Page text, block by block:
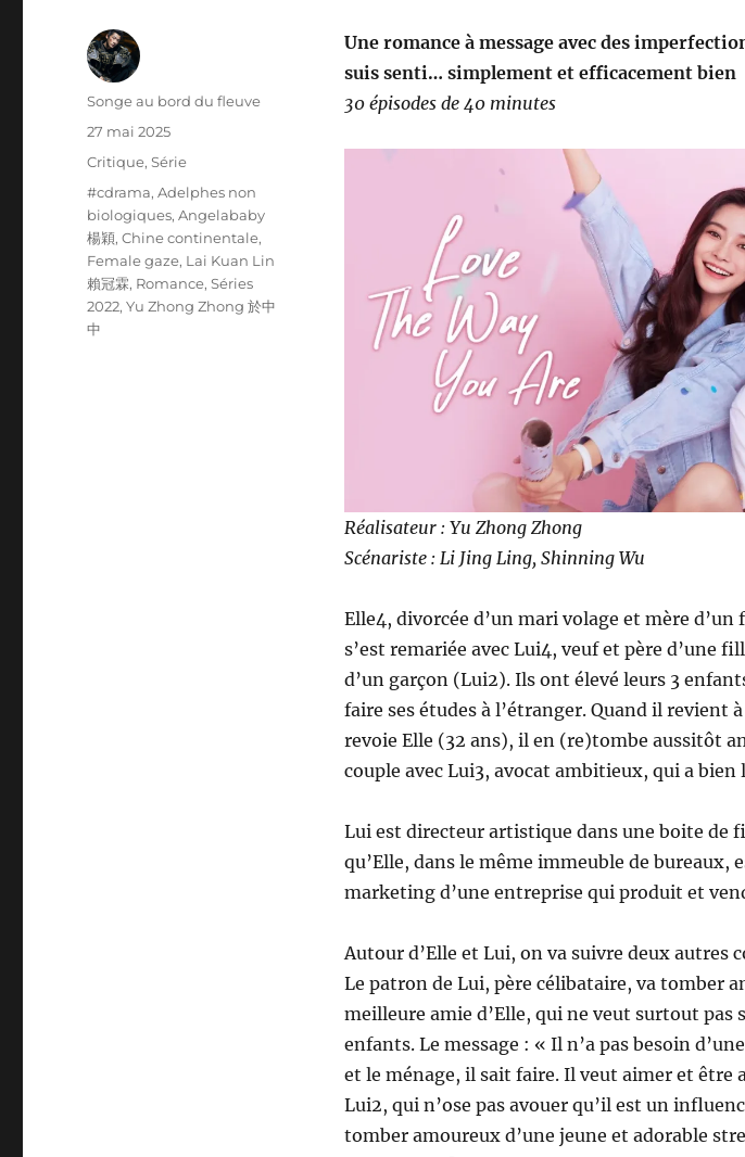
Une romance à message avec des
suis senti… simplement et efficacement bien
30 épisodes de 40 minutes
Réalisateur : Yu Zhong Zhong
Scénariste : Li Jing Ling, Shinning Wu
Elle4, divorcée d’un mari volage et mère
s’est remariée avec Lui4, veuf et père d’une
d’un garçon (Lui2). Ils ont élevé leurs 3
faire ses études à l’étranger. Quand il revient
revoie Elle (32 ans), il en (re)tombe aussitôt
couple avec Lui3, avocat ambitieux, qui a bien
Lui est directeur artistique dans une boite de
qu’Elle, dans le même immeuble de bureaux,
marketing d’une entreprise qui produit et
Autour d’Elle et Lui, on va suivre deux autres
Le patron de Lui, père célibataire, va tomber
meilleure amie d’Elle, qui ne veut surtout pas
enfants. Le message : « Il n’a pas besoin
et le ménage, il sait faire. Il veut aimer et être
Lui2, qui n’ose pas avouer qu’il est un
tomber amoureux d’une jeune et adorable
Auteur
Songe au bord du fleuve
Publié
27 mai 2025
Catégories
Critique,Série
Étiquettes
#cdrama,Adelphes non
biologiques,Angelababy
楊穎,Chine continentale,
Female gaze, Lai Kuan Lin
賴冠霖, Romance,Séries
2022,Yu Zhong Zhong 於中
中